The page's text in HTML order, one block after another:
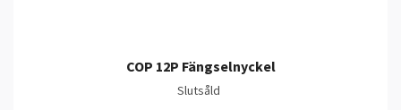
COP 12P Fängselnyckel
Slutsåld